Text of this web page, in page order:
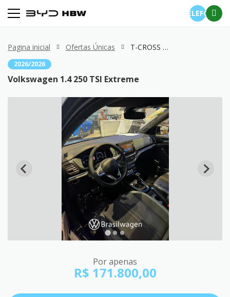
TELEFONE
Pagina inicial Ofertas Únicas T-CROSS 1.4 250 TSI Extreme
2026/2026
Volkswagen 1.4 250 TSI Extreme
Por apenas
R$ 171.800,00